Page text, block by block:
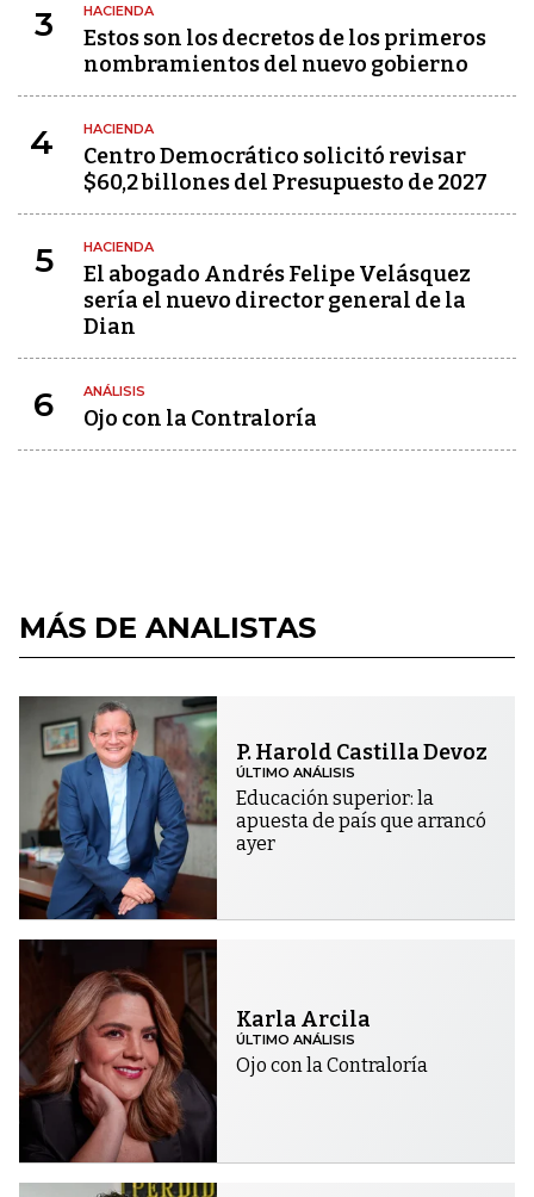
3 HACIENDA
Estos son los decretos de los primeros
nombramientos del nuevo gobierno
4 HACIENDA
Centro Democrático solicitó revisar
$60,2 billones del Presupuesto de 2027
5 HACIENDA
El abogado Andrés Felipe Velásquez
sería el nuevo director general de la
Dian
6 ANÁLISIS
Ojo con la Contraloría
MÁS DE ANALISTAS
P. Harold Castilla Devoz
ÚLTIMO ANÁLISIS
Educación superior: la
apuesta de país que arrancó
ayer
Karla Arcila
ÚLTIMO ANÁLISIS
Ojo con la Contraloría